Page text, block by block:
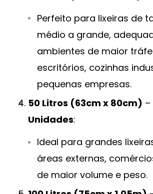
Perfeito para lixeiras de
médio a grande,
ambientes de maior
escritórios, cozinhas
pequenas empresas.
50 Litros (63cm x 80cm) –
Unidades:
Ideal para grandes
áreas externas,
de maior volume e peso.